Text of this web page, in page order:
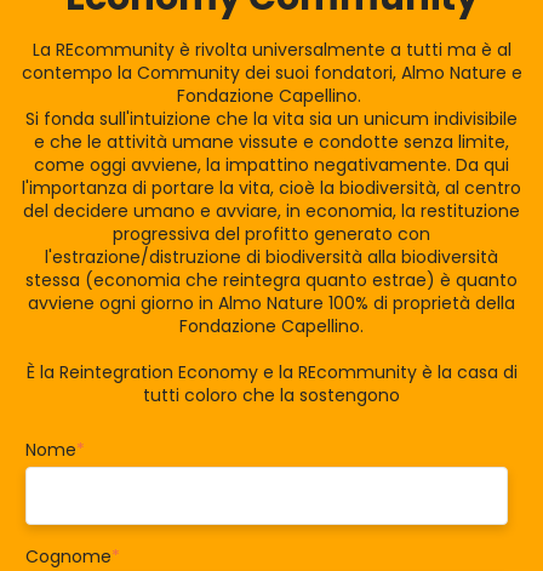
La REcommunity è rivolta universalmente a tutti ma è al
contempo la Community dei suoi fondatori, Almo Nature e
Fondazione Capellino.
Si fonda sull'intuizione che la vita sia un unicum indivisibile
e che le attività umane vissute e condotte senza limite,
come oggi avviene, la impattino negativamente. Da qui
l'importanza di portare la vita, cioè la biodiversità, al centro
del decidere umano e avviare, in economia, la restituzione
progressiva del profitto generato con
l'estrazione/distruzione di biodiversità alla biodiversità
stessa (economia che reintegra quanto estrae) è quanto
avviene ogni giorno in Almo Nature 100% di proprietà della
Fondazione Capellino.
È la Reintegration Economy e la REcommunity è la casa di
tutti coloro che la sostengono
Nome*
Cognome*